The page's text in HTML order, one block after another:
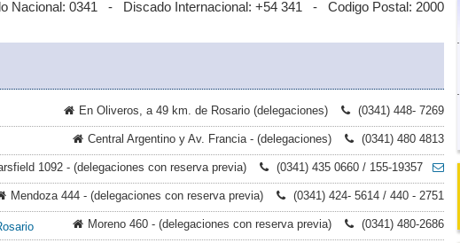
Nacional: 0341 - Discado Internacional: +54 341 - Codigo Postal: 2000
En Oliveros, a 49 km. de Rosario (delegaciones) (0341) 448- 7269
Central Argentino y Av. Francia - (delegaciones) (0341) 480 4813
1092 - (delegaciones con reserva previa) (0341) 435 0660 / 155-19357
Mendoza 444 - (delegaciones con reserva previa) (0341) 424- 5614 / 440 - 2751
Moreno 460 - (delegaciones con reserva previa) (0341) 480-2686